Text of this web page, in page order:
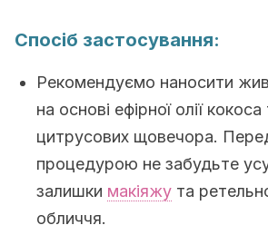
Спосіб застосування:
Рекомендуємо наносити
на основі ефірної олії кокоса
цитрусових щовечора.
процедурою не забудьте
залишки макіяжу та
обличчя.